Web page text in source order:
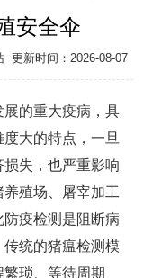
安全伞
更新时间：2026-08-07
的重大疫病，具
大的特点，一旦
失，也严重影响
殖场、屠宰加工
疫检测是阻断病
统的猪瘟检测模
琐、等待周期